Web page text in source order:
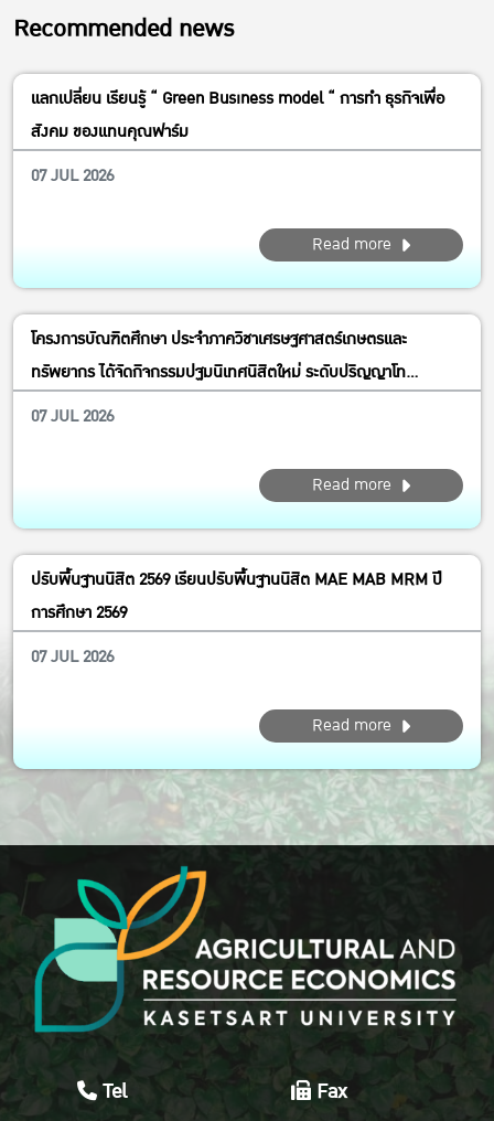
Recommended news
แลกเปลี่ยน เรียนรู้ “ Green Business model “ การทำ ธุรกิจเพื่อ
สังคม ของแทนคุณฟาร์ม
07 JUL 2026
Read more
โครงการบัณฑิตศึกษา ประจำภาควิชาเศรษฐศาสตร์เกษตรและ
ทรัพยากร ได้จัดกิจกรรมปฐมนิเทศนิสิตใหม่ ระดับปริญญาโท
หลักสูตร MAE MAB MRM ปีการศึกษา 2569
07 JUL 2026
Read more
ปรับพื้นฐานนิสิต 2569 เรียนปรับพื้นฐานนิสิต MAE MAB MRM ปี
การศึกษา 2569
07 JUL 2026
Read more
Tel Fax